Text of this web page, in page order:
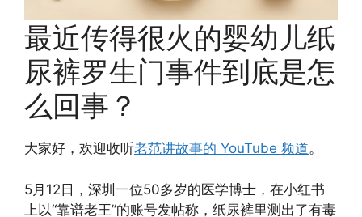
最近传得很火的婴幼儿纸
尿裤罗生门事件到底是怎
么回事？
大家好，欢迎收听老范讲故事的 YouTube 频道。
5月12日，深圳一位50多岁的医学博士，在小红书
上以“靠谱老王”的账号发帖称，纸尿裤里测出了有毒